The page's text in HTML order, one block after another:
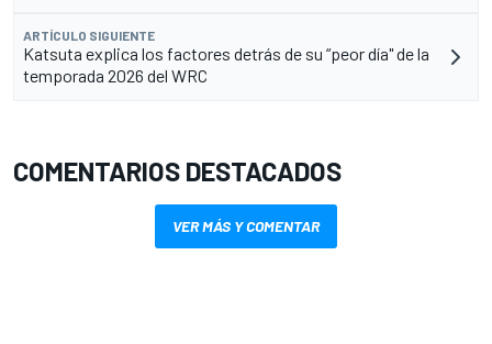
ARTÍCULO SIGUIENTE
Katsuta explica los factores detrás de su “peor día" de la
temporada 2026 del WRC
COMENTARIOS DESTACADOS
VER MÁS Y COMENTAR